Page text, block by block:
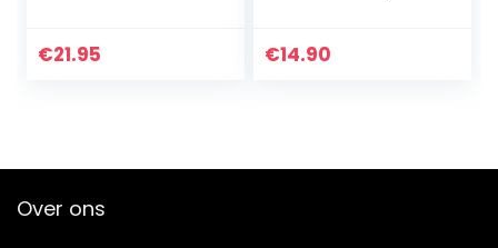
Gemaakt in Japan
€21.95
Bloemenwinkel
€14.90
Over ons